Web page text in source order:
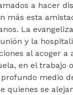
a hacer
más esta
La
y la
al acoger a
en el trabajo
medio
quienes se